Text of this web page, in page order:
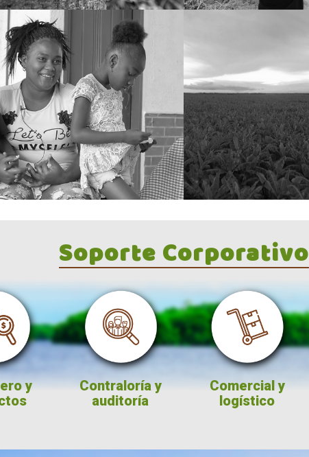
Soporte Corporativo
Contraloría y
auditoría
Comercial y
logístico